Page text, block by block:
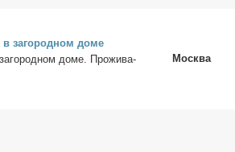
в за­го­род­ном до­ме
до­ме. Про­жи­ва­
Москва